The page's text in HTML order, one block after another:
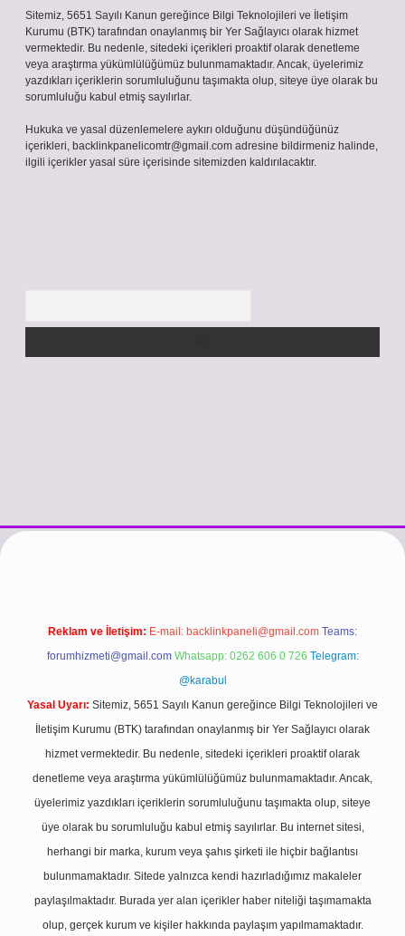
Sitemiz, 5651 Sayılı Kanun gereğince Bilgi Teknolojileri ve İletişim
Kurumu (BTK) tarafından onaylanmış bir Yer Sağlayıcı olarak hizmet
vermektedir. Bu nedenle, sitedeki içerikleri proaktif olarak denetleme
veya araştırma yükümlülüğümüz bulunmamaktadır. Ancak, üyelerimiz
yazdıkları içeriklerin sorumluluğunu taşımakta olup, siteye üye olarak bu
sorumluluğu kabul etmiş sayılırlar.
Hukuka ve yasal düzenlemelere aykırı olduğunu düşündüğünüz
içerikleri, backlinkpanelicomtr@gmail.com adresine bildirmeniz halinde,
ilgili içerikler yasal süre içerisinde sitemizden kaldırılacaktır.
betci.cobetci girişhiltonbet güncel giriş
Reklam ve İletişim: E-mail: backlinkpaneli@gmail.com Teams:
forumhizmeti@gmail.com Whatsapp: 0262 606 0 726 Telegram:
@karabul
Yasal Uyarı: Sitemiz, 5651 Sayılı Kanun gereğince Bilgi Teknolojileri ve
İletişim Kurumu (BTK) tarafından onaylanmış bir Yer Sağlayıcı olarak
hizmet vermektedir. Bu nedenle, sitedeki içerikleri proaktif olarak
denetleme veya araştırma yükümlülüğümüz bulunmamaktadır. Ancak,
üyelerimiz yazdıkları içeriklerin sorumluluğunu taşımakta olup, siteye
üye olarak bu sorumluluğu kabul etmiş sayılırlar. Bu internet sitesi,
herhangi bir marka, kurum veya şahıs şirketi ile hiçbir bağlantısı
bulunmamaktadır. Sitede yalnızca kendi hazırladığımız makaleler
paylaşılmaktadır. Burada yer alan içerikler haber niteliği taşımamakta
olup, gerçek kurum ve kişiler hakkında paylaşım yapılmamaktadır.